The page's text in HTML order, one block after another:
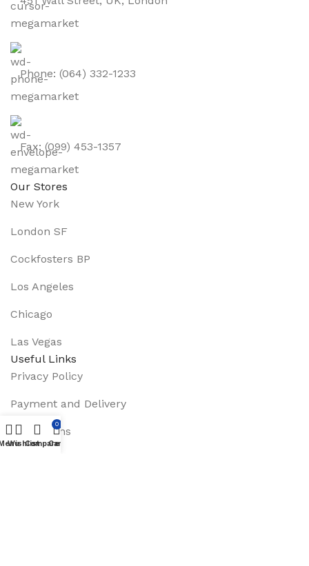
Phone: (064) 332-1233
Fax: (099) 453-1357
Our Stores
New York
London SF
Cockfosters BP
Los Angeles
Chicago
Las Vegas
Useful Links
Privacy Policy
Payment and Delivery
Promotions
WishlistCompare
0
Cart